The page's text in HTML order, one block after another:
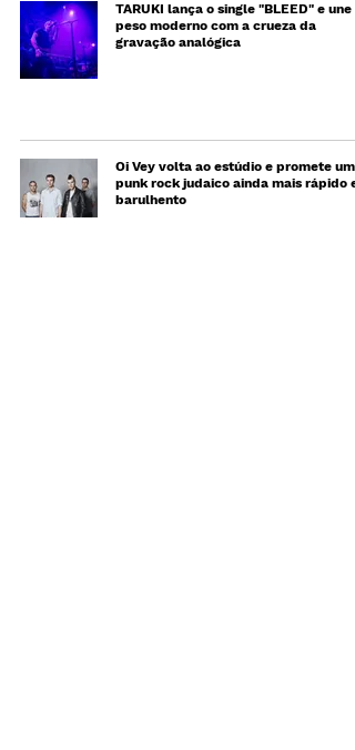
TARUKI lança o single "BLEED" e une
peso moderno com a crueza da
gravação analógica
Oi Vey volta ao estúdio e promete um
punk rock judaico ainda mais rápido e
barulhento